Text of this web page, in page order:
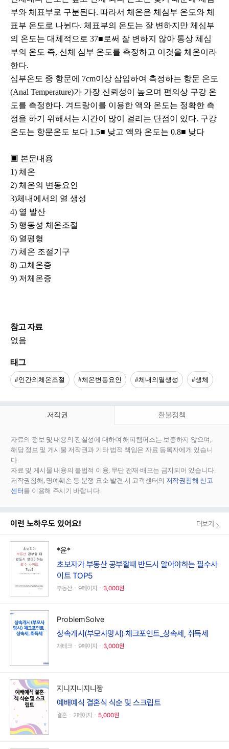
부와 체표부로 구분된다. 따라서 체온은 체심부 온도와 체
표부 온도로 나뉜다. 체표부의 온도는 잘 변하지만 체심부
의 온도는 대체적으로 37■로써 잘 변하지 않아 통상 체심
부의 온도 즉, 신체 심부 온도를 측정하고 이것을 체온이라
한다.
심부온도 중 항문에 7cm이상 삽입하여 측정하는 항문 온도
(Anal Temperature)가 가장 신뢰성이 높으며 편의상 구강 온
도를 측정한다. 겨드랑이를 이용한 액와 온도는 정확한 측
정을 하기 위해서는 시간이 많이 걸리는 단점이 있다. 구강
온도는 항문온도 보다 1.5■ 낮고 액와 온도는 0.8■ 낮다
▣ 본문내용
1) 체온
2) 체온의 변동요인
3)체내에서의 열 생성
4) 열 발산
5) 행동성 체온조절
6) 열평형
7) 체온 조절기구
8) 고체온증
9) 저체온증
참고 자료
없음
태그
#인간의체온조절 #체온변동요인 #체내의열생성 #생체
저작권 환불정책
자료의 정보 및 내용의 진실성에 대하여 해피캠퍼스는 보증하지 않으며,
해당 정보 및 게시물 저작권과 기타 법적 책임은 자료 등록자에게 있습니
다.
자료 및 게시물 내용의 불법적 이용, 무단 전재∙배포는 금지되어 있습니다.
저작권침해, 명예훼손 등 분쟁 요소 발견 시 고객센터의 저작권침해 신고
센터를 이용해 주시기 바랍니다.
이런 노하우도 있어요! 더보기
*윤*
초보자가 부동산 공부할때 반드시 알아야하는 필수사
이트 TOP5
부동산ㆍ9페이지ㆍ 3,000원
ProblemSolve
상속개시(부모사망시) 체크포인트_상속세, 취득세
재테크ㆍ9페이지ㆍ 3,000원
지니지니지니짱
예배예식 결혼식 식순 및 스크립트
결혼ㆍ2페이지ㆍ 5,000원